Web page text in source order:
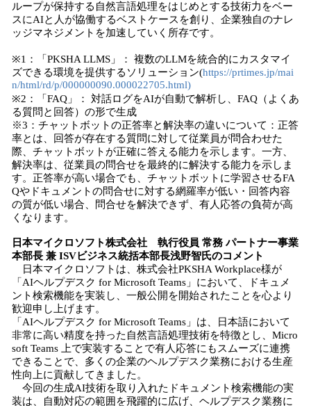
ループが保持する自然言語処理をはじめとする技術力をベー
スにAIと人が協働するベストケースを創り、企業独自のナレ
ッジマネジメントを加速していく所存です。
※1：「PKSHA LLMS」： 複数のLLMを統合的にカスタマイ
ズできる環境を提供するソリューション(https://prtimes.jp/mai
n/html/rd/p/000000090.000022705.html)
※2：「FAQ」： 対話ログをAIが自動で解析し、FAQ（よくあ
る質問と回答）の形で生成
※3：チャットボットの正答率と解決率の違いについて：正答
率とは、回答が存在する質問に対して従業員が問合わせた
際、チャットボットが正確に答える能力を示します。一方、
解決率は、従業員の問合せを最終的に解決する能力を示しま
す。正答率が高い場合でも、チャットボットに学習させるFA
Qやドキュメントの問合せに対する網羅率が低い・回答内容
の質が低い場合、問合せを解決できず、有人応答の負荷が高
くなります。
日本マイクロソフト株式会社 執行役員 常務 パートナー事業
本部長 兼 ISVビジネス統括本部長浅野智氏のコメント
日本マイクロソフトは、株式会社PKSHA Workplace様が
「AIヘルプデスク for Microsoft Teams」において、ドキュメ
ント検索機能を実装し、一般公開を開始されたことを心より
歓迎申し上げます。
「AIヘルプデスク for Microsoft Teams」は、日本語において
非常に高い精度を持った自然言語処理技術を特徴とし、Micro
soft Teams 上で実装することで有人応答にもスムーズに連携
できることで、多くの企業のヘルプデスク業務における生産
性向上に貢献してきました。
今回の生成AI技術を取り入れたドキュメント検索機能の実
装は、自動対応の範囲を飛躍的に広げ、ヘルプデスク業務に